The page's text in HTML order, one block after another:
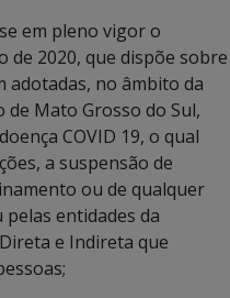
em pleno vigor o
de 2020, que dispõe sobre
adotadas, no âmbito da
de Mato Grosso do Sul,
COVID 19, o qual
a suspensão de
ou de qualquer
entidades da
e Indireta que